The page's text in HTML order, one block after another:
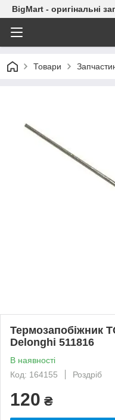
BigMart - оригінальні
Товари
Термозапобіжник
Delonghi 511816
В наявності
Код: 164155
Роздріб
120 ₴